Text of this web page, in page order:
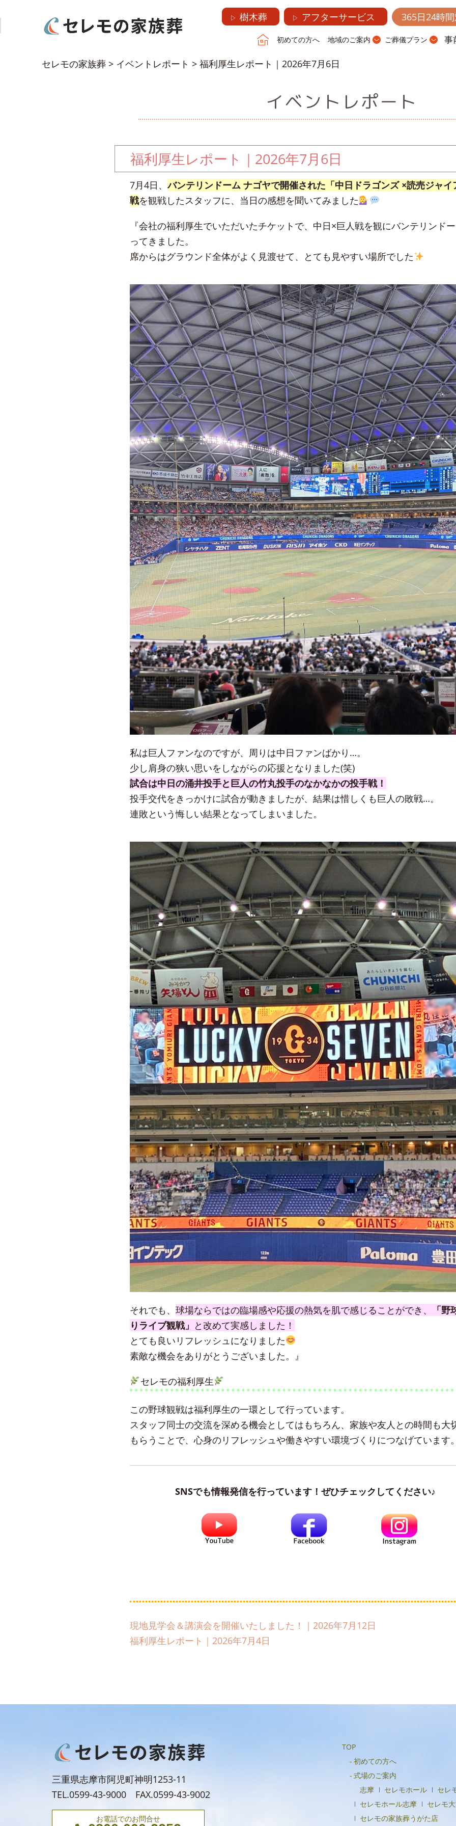
▷ 樹木葬 ▷ アフターサービス 365日24時
初めての方へ 地域のご案内 ご葬儀プラン 事
セレモの家族葬 > イベントレポート > 福利厚生レポート｜2026年7月6日
イベントレポート
福利厚生レポート｜2026年7月6日
7月4日、バンテリンドーム ナゴヤで開催された「中日ドラゴンズ ×読売ジャイ
戦を観戦したスタッフに、当日の感想を聞いてみました
『会社の福利厚生でいただいたチケットで、中日×巨人戦を観にバンテリンド
ってきました。
席からはグラウンド全体がよく見渡せて、とても見やすい場所でした
私は巨人ファンなのですが、周りは中日ファンばかり…。
少し肩身の狭い思いをしながらの応援となりました(笑)
試合は中日の涌井投手と巨人の竹丸投手のなかなかの投手戦！
投手交代をきっかけに試合が動きましたが、結果は惜しくも巨人の敗戦…。
連敗という悔しい結果となってしまいました。
それでも、 球場ならではの臨場感や応援の熱気を肌で感じることができ、
「
りライブ観戦」 と改めて実感しました！
とても良いリフレッシュになりました
素敵な機会をありがとうございました。』
セレモの福利厚生
この野球観戦は福利厚生の一環として行っています。
スタッフ同士の交流を深める機会としてはもちろん、家族や友人との時間も大
もらうことで、心身のリフレッシュや働きやすい環境づくりにつなげています
SNSでも情報発信を行っています！ぜひチェックしてください♪
現地見学会＆講演会を開催いたしました！｜2026年7月12日
福利厚生レポート｜2026年7月4日
三重県志摩市阿児町神明1253-11
TEL.0599-43-9000 FAX.0599-43-9002
お電話でのお問合せ
TOP
初めての方へ
式場のご案内
志摩
セレモホール
セレ
セレモホール志摩
セレモ
セレモの家族葬うがた店